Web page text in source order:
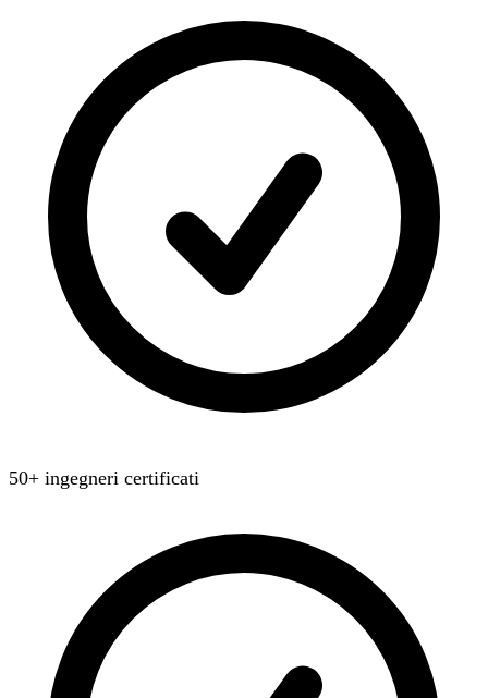
50+ ingegneri certificati